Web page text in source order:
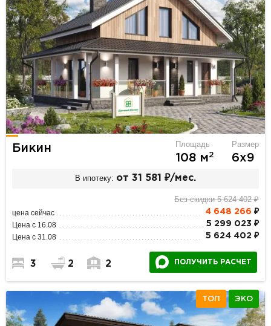
Бикин Площадь
108 м2
Размер
6х9
В ипотеку: от 31 581 ₽/мес.
Без скидки 5 624 402 ₽
цена сейчас 4 648 266 ₽
Цена с 16.08 5 299 023 ₽
Цена с 31.08 5 624 402 ₽
3 2 2 ПОЛУЧИТЬ РАСЧЕТ
ТОП ЭКО